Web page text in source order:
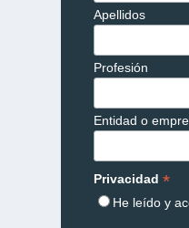
Apellidos
Profesión
Entidad o
Privacidad*
He leído y